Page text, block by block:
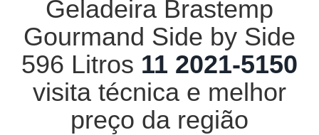
Geladeira Brastemp
Gourmand Side by Side
596 Litros 11 2021-5150
visita técnica e melhor
preço da região